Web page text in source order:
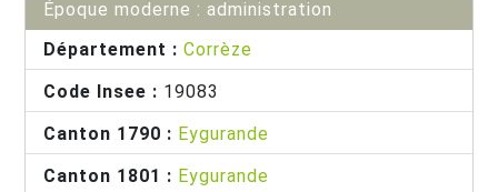
Époque moderne : administration
Département : Corrèze
Code Insee : 19083
Canton 1790 : Eygurande
Canton 1801 : Eygurande